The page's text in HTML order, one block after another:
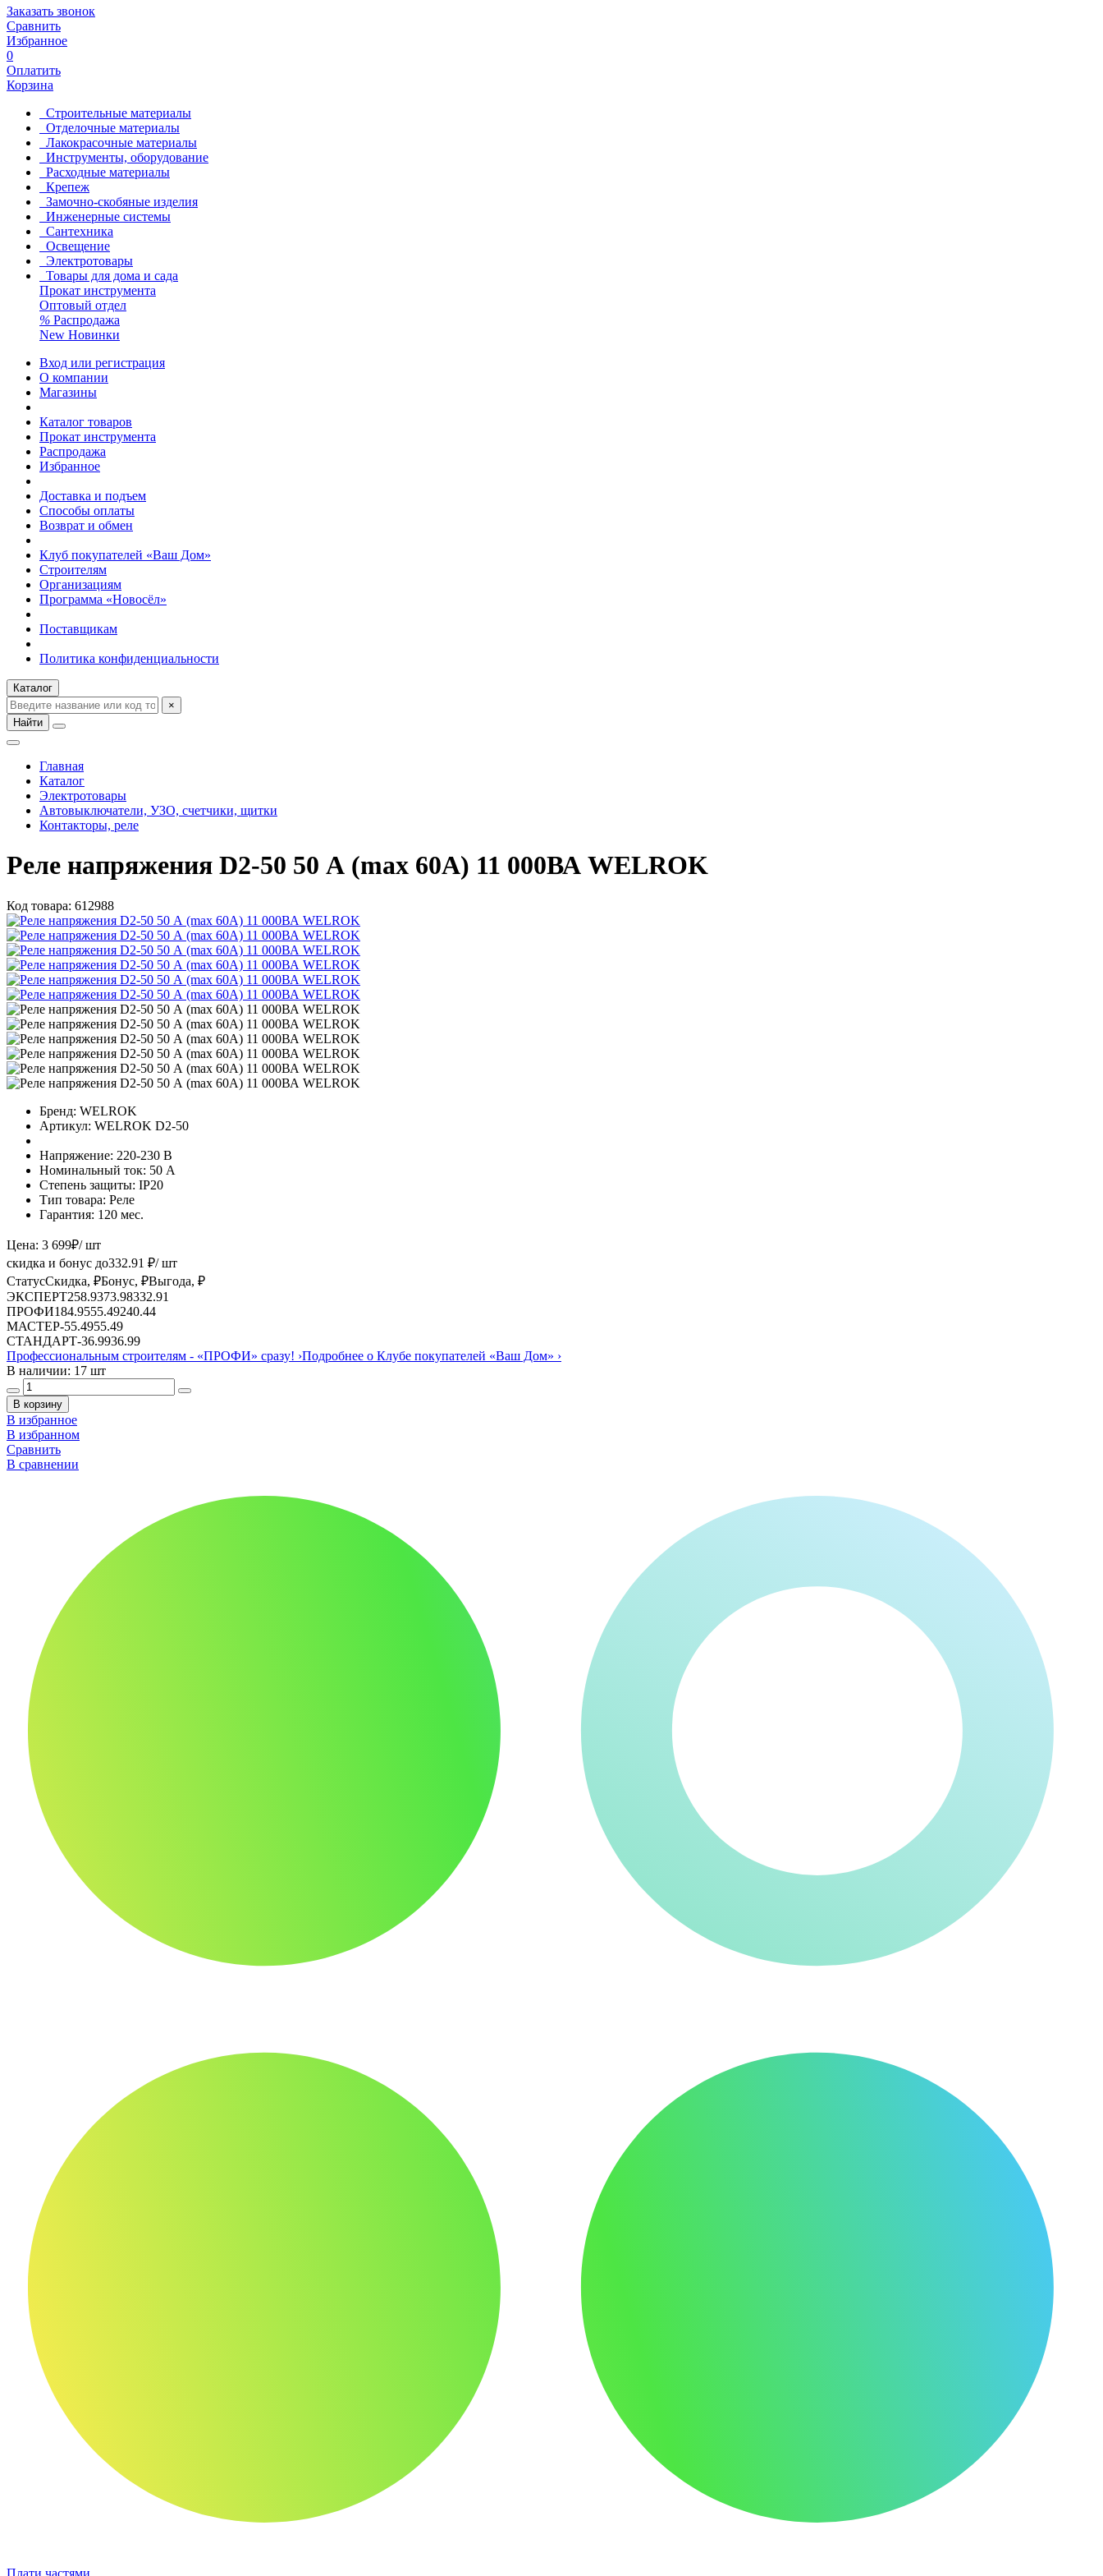
Заказать звонок
Сравнить
Избранное
0
Оплатить
Корзина
Строительные материалы
Отделочные материалы
Лакокрасочные материалы
Инструменты, оборудование
Расходные материалы
Крепеж
Замочно-скобяные изделия
Инженерные системы
Сантехника
Освещение
Электротовары
Товары для дома и сада
Прокат инструмента
Оптовый отдел
% Распродажа
New Новинки
Вход или регистрация
О компании
Магазины
Каталог товаров
Прокат инструмента
Распродажа
Избранное
Доставка и подъем
Способы оплаты
Возврат и обмен
Клуб покупателей «Ваш Дом»
Строителям
Организациям
Программа «Новосёл»
Поставщикам
Политика конфиденциальности
Каталог
×
Найти
Главная
Каталог
Электротовары
Автовыключатели, УЗО, счетчики, щитки
Контакторы, реле
Реле напряжения D2-50 50 А (max 60A) 11 000ВА WELROK
Код товара: 612988
Бренд: WELROK
Артикул: WELROK D2-50
Напряжение: 220-230 В
Номинальный ток: 50 А
Степень защиты: IP20
Тип товара: Реле
Гарантия: 120 мес.
Цена: 3 699₽/ шт
скидка и бонус до332.91 ₽/ шт
СтатусСкидка, ₽Бонус, ₽Выгода, ₽
ЭКСПЕРТ258.9373.98332.91
ПРОФИ184.9555.49240.44
МАСТЕР-55.4955.49
СТАНДАРТ-36.9936.99
Профессиональным строителям - «ПРОФИ» сразу! ›Подробнее о Клубе покупателей «Ваш Дом» ›
В наличии: 17 шт
В корзину
В избранное
В избранном
Сравнить
В сравнении
Плати частями